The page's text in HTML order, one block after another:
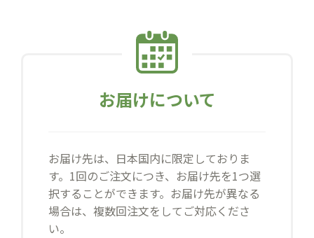
お届けについて
お届け先は、日本国内に限定しておりま
す。1回のご注文につき、お届け先を1つ選
択することができます。お届け先が異なる
場合は、複数回注文をしてご対応くださ
い。